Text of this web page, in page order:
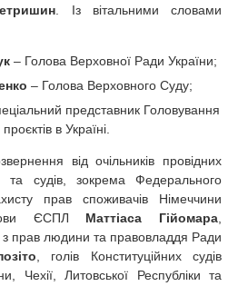
. Із вітальними словами
– Голова Верховної Ради України;
– Голова Верховного Суду;
представник Головування
в Україні.
від очільників провідних
та судів, зокрема Федерального
прав споживачів Німеччини
ЄСПЛ Маттіаса Гійомара
з прав людини та правовладдя Ради
, голів Конституційних судів
Чехії, Литовської Республіки та